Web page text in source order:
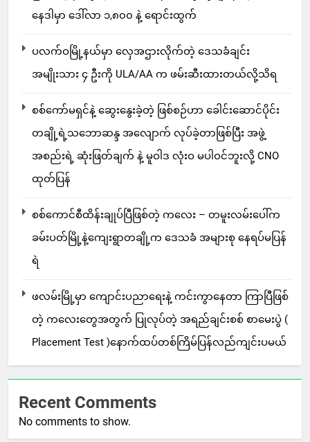
နေဒါမှာ ဒေါ်လာ ၁,၈၀၀ နဲ့ ရောင်းထွက်
ပလက်ဝမြို့နယ်မှာ လှေအဌားလိုက်တဲ့ ဒေသခံချင်း
အမျိုးသား ၄ ဦးကို ULA/AA က ဖမ်းဆီးထားတယ်လို့သိရ
စစ်ကော်မရှင်နဲ့ ဆွေးနွေးခဲ့တဲ့ ဖြစ်စဉ်ဟာ ခေါင်းဆောင်ပိုင်း
တချို့ရဲ့သဘောဆန္ဒ အလျောက် လုပ်ခဲ့တာဖြစ်ပြီး အဖွဲ့
အစည်းရဲ့ ဆုံးဖြတ်ချက် နဲ့ မူဝါဒ လုံးဝ မပါဝင်ဘူးလို့ CNO
ထုတ်ပြန်
စစ်ကောင်စီထိန်းချုပ်ပြီဖြစ်တဲ့ ကလေး – တမူးလမ်းပေါ်က
ခမ်းပတ်မြို့နဲ့ကျေးရွာတချို့က ဒေသခံ အများစု နေရပ်မပြန်
ရဲ
ဖလမ်းမြို့မှာ ကျောင်းပညာရေးနဲ့ ကင်းကွာနေတာ ကြာပြီဖြစ်
တဲ့ ကလေးတွေအတွက် ပြုလုပ်တဲ့ အရည်ချင်းစစ် စာမေးပွဲ (
Placement Test )နောက်ထပ်တစ်ကြိမ်ပြန်လည်ကျင်းပမယ်
Recent Comments
No comments to show.